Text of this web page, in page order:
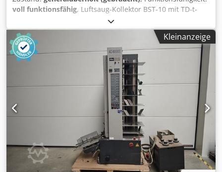
Martini CB 12 Description: - Compensating stacker -
Delivery to the left Option not in price included - Stream
feeders - Müller Martin 3605 book block saw with
turnoverbelt - Palletizer
voll funktionsfähig, Luftsaug-Kollektor BST-10 mit TD-t-
Stapler Luftsaug-Papierkollektor mit zehn Fächern TD-d-
Stapler zum Kollektieren am Ausgang Maximales
Papierformat 520 x 350 mm, Dksdpfx Aewk Ixcocaer
Mindestpapierformat 200 x 148 mm, Geschwindigkeit bis
zu 4.500 Sätze pro Stunde. Die Maschine ist geprüft und in
einwandfreiem Zustand. Alle Verschleißteile und Riemen
Kleinanzeige